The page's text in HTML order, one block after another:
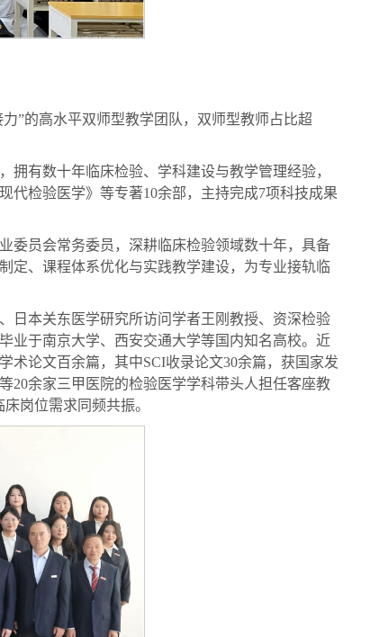
”的高水平双师型教学团队，双师型教师占比超
有数十年临床检验、学科建设与教学管理经验，
代检验医学》等专著10余部，主持完成7项科技成果
委员会常务委员，深耕临床检验领域数十年，具备
定、课程体系优化与实践教学建设，为专业接轨临
日本关东医学研究所访问学者王刚教授、资深检验
业于南京大学、西安交通大学等国内知名高校。近
术论文百余篇，其中SCI收录论文30余篇，获国家发
20余家三甲医院的检验医学学科带头人担任客座教
岗位需求同频共振。